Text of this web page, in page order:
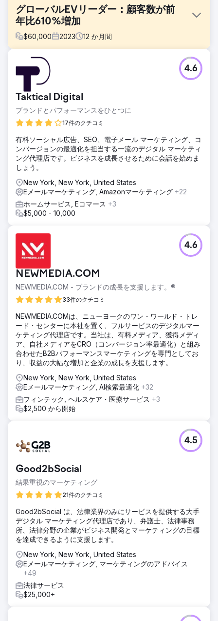
グローバルEVリーダー：顧客数が前
年比610%増加
$60,000 2023 12 か月間
Hubject のマーケティング レポートは一貫性がなく、詳細が
不足していました。Clear Click は、定期的で詳細な更新のた
めの構造化されたレポート フレームワークを導入しました。
ドキュメントがほとんどなかったため予算計画が不明確でし
たが、透明性の高いメディア支出システムによって配分が改
善されました。機械翻訳と市場内のパートナーを活用するこ
とで、Google 広告の高額な翻訳コストが削減され、効果を
維持しながら予算を節約できました。
ソリューション
Clear Click は Hubject のレポート作成を合理化し、アドホ
ック リクエストを 40% 削減して効率性を向上させました。
予算計画はデータ モデルを使用して最適化され、デジタル
チャネルに 4 万ポンドの追加予算を確保しました。Google
広告の翻訳コストは、大量市場に焦点を当て、節約した資金
を他のメディアに再配分することで 25,000 ポンド削減され
ました。ターゲットを絞った Google 広告戦略により、地理
が前年比 610% 増加しました。
結果
新規顧客が前年比 610% 増加。予算モデリングの導入により
40,000 ポンドを節約。最も費用対効果の高い翻訳サービス
により 25,000 ポンドを節約。
エージェンシーページに移動
Taktical Digital
ブランドとパフォーマンスをひとつに
17件のクチコミ
4.6
有料ソーシャル広告、SEO、電子メール マーケティング、コ
ンバージョンの最適化を担当する一流のデジタル マーケティ
ング代理店です。ビジネスを成長させるために会話を始めま
しょう。
New York, New York, United States
Eメールマーケティング, Amazonマーケティング +22
ホームサービス, Eコマース +3
$5,000 - 10,000
NEWMEDIA.COM
NEWMEDIA.COM - ブランドの成長を支援します。®
33件のクチコミ
4.6
NEWMEDIA.COMは、ニューヨークのワン・ワールド・トレ
ード・センターに本社を置く、フルサービスのデジタルマー
ケティング代理店です。当社は、有料メディア、獲得メディ
ア、自社メディアをCRO（コンバージョン率最適化）と組み
合わせたB2Bパフォーマンスマーケティングを専門としてお
り、収益の大幅な増加と企業の成長を支援します。
New York, New York, United States
Eメールマーケティング, AI検索最適化 +32
フィンテック, ヘルスケア・医療サービス +3
$2,500 から開始
Good2bSocial
結果重視のマーケティング
21件のクチコミ
4.5
Good2bSocial は、法律業界のみにサービスを提供する大手
デジタル マーケティング代理店であり、弁護士、法律事務
所、法律分野の企業がビジネス開発とマーケティングの目標
を達成できるように支援します。
New York, New York, United States
Eメールマーケティング, マーケティングのアドバイス
+49
法律サービス
$25,000+